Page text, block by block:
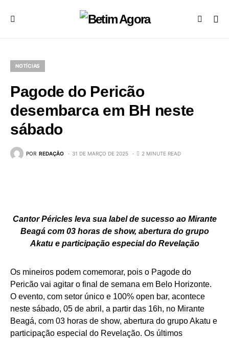
NOTÍCIAS
Pagode do Pericão
desembarca em BH neste
sábado
POR REDAÇÃO 31 DE MARÇO DE 2025 2 MINUTE READ
Cantor Péricles leva sua label de sucesso ao Mirante
Beagá com 03 horas de show, abertura do grupo
Akatu e participação especial do Revelação
Os mineiros podem comemorar, pois o Pagode do
Pericão vai agitar o final de semana em Belo Horizonte.
O evento, com setor único e 100% open bar, acontece
neste sábado, 05 de abril, a partir das 16h, no Mirante
Beagá, com 03 horas de show, abertura do grupo Akatu e
participação especial do Revelação. Os últimos